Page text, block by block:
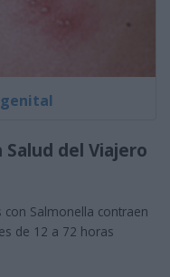
del Viajero
Salmonella contraen
de 12 a 72 horas